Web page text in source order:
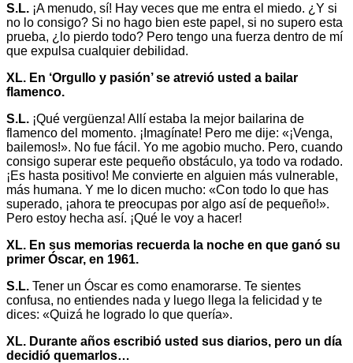
S.L. ¡A menudo, sí! Hay veces que me entra el miedo. ¿Y si
no lo consigo? Si no hago bien este papel, si no supero esta
prueba, ¿lo pierdo todo? Pero tengo una fuerza dentro de mí
que expulsa cualquier debilidad.
XL. En ‘Orgullo y pasión’ se atrevió usted a bailar
flamenco.
S.L. ¡Qué vergüenza! Allí estaba la mejor bailarina de
flamenco del momento. ¡Imagínate! Pero me dije: «¡Venga,
bailemos!». No fue fácil. Yo me agobio mucho. Pero, cuando
consigo superar este pequeño obstáculo, ya todo va rodado.
¡Es hasta positivo! Me convierte en alguien más vulnerable,
más humana. Y me lo dicen mucho: «Con todo lo que has
superado, ¡ahora te preocupas por algo así de pequeño!».
Pero estoy hecha así. ¡Qué le voy a hacer!
XL. En sus memorias recuerda la noche en que ganó su
primer Óscar, en 1961.
S.L. Tener un Óscar es como enamorarse. Te sientes
confusa, no entiendes nada y luego llega la felicidad y te
dices: «Quizá he logrado lo que quería».
XL. Durante años escribió usted sus diarios, pero un día
decidió quemarlos…